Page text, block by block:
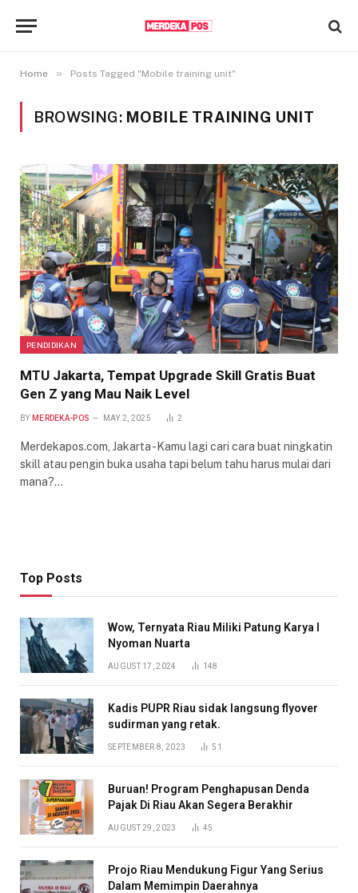
Home » Posts Tagged "Mobile training unit"
BROWSING: MOBILE TRAINING UNIT
PENDIDIKAN
MTU Jakarta, Tempat Upgrade Skill Gratis Buat
Gen Z yang Mau Naik Level
BY MERDEKA-POS MAY 2, 2025 2
Merdekapos.com, Jakarta -Kamu lagi cari cara buat ningkatin
skill atau pengin buka usaha tapi belum tahu harus mulai dari
mana?…
Top Posts
Wow, Ternyata Riau Miliki Patung Karya I
Nyoman Nuarta
AUGUST 17, 2024 148
Kadis PUPR Riau sidak langsung flyover
sudirman yang retak.
SEPTEMBER 8, 2023 51
Buruan! Program Penghapusan Denda
Pajak Di Riau Akan Segera Berakhir
AUGUST 29, 2023 45
Projo Riau Mendukung Figur Yang Serius
Dalam Memimpin Daerahnya